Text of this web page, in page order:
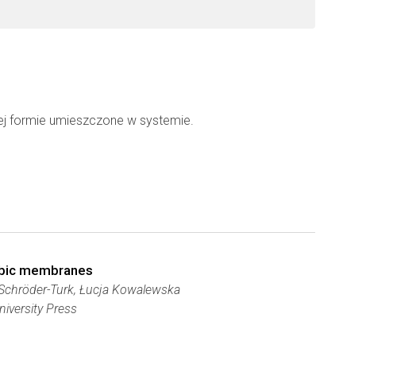
formie umieszczone w systemie.
membranes
Turk, Łucja Kowalewska
Press